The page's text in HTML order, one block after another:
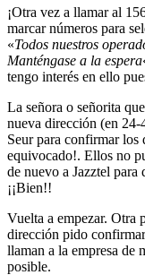
¡Otra vez a llamar al
marcar números para
«Todos nuestros
Manténgase a la espera
tengo interés en ello
La señora o señorita
nueva dirección (en 24-
Seur para confirmar los
equivocado!. Ellos no
de nuevo a Jazztel
¡¡Bien!!
Vuelta a empezar. Otra
dirección pido
llaman a la empresa de
posible.